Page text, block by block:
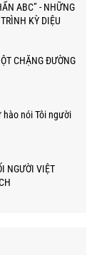
ABC” - NHỮNG
KỲ DIỆU
CHẶNG ĐƯỜNG
hào nói Tôi người
NGƯỜI VIỆT